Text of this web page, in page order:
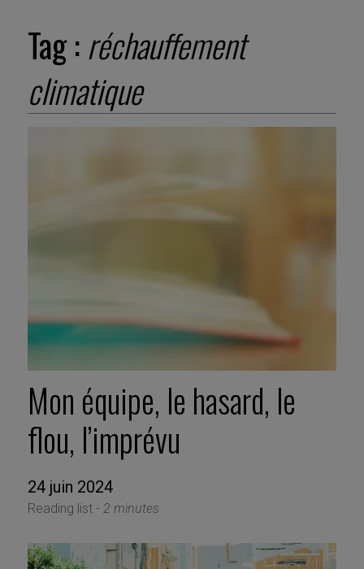
Tag :réchauffement
climatique
Mon équipe, le hasard, le
flou, l’imprévu
24 juin 2024
Reading list - 2 minutes